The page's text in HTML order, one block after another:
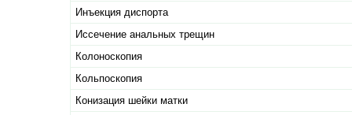
Инъекция диспорта
Иссечение анальных трещин
Колоноскопия
Кольпоскопия
Конизация шейки матки